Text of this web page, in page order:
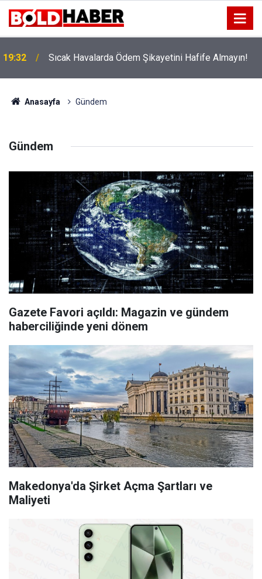
12:56 İzmir 112’de Kan Donduran İddialar!
Anasayfa Gündem
Gündem
Gazete Favori açıldı: Magazin ve gündem
haberciliğinde yeni dönem
Makedonya'da Şirket Açma Şartları ve
Maliyeti